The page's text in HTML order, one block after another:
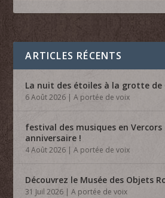
ARTICLES RÉCENTS
La nuit des étoiles à la grotte de
6 Août 2026 |A portée de voix
festival des musiques en Vercors
anniversaire !
4 Août 2026 |A portée de voix
Découvrez le Musée des Objets
31 Juil 2026 |A portée de voix